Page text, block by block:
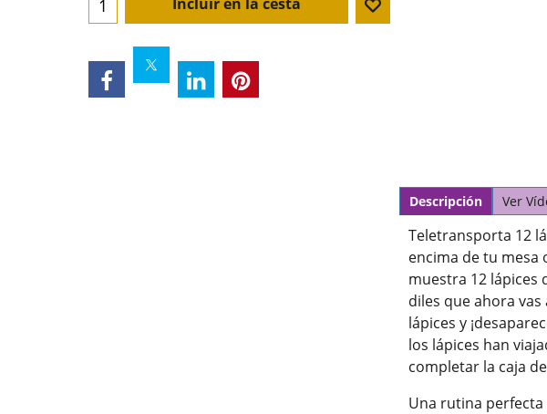
Descripción Ver
Teletransporta 12
encima de tu mesa
muestra 12 lápices
diles que ahora
lápices y
los lápices han
completar la caja
Una rutina